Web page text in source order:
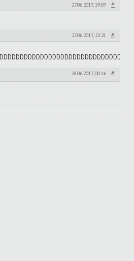
27.06.2017, 19:07 #
27.06.2017, 22:21 #
28.06.2017, 00:16 #